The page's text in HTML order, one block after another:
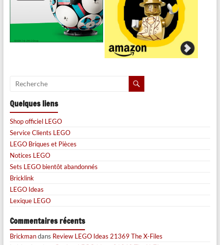
Quelques liens
Shop officiel LEGO
Service Clients LEGO
LEGO Briques et Pièces
Notices LEGO
Sets LEGO bientôt abandonnés
Bricklink
LEGO Ideas
Lexique LEGO
Commentaires récents
Brickmandans Review LEGO Ideas 21369 The X-Files